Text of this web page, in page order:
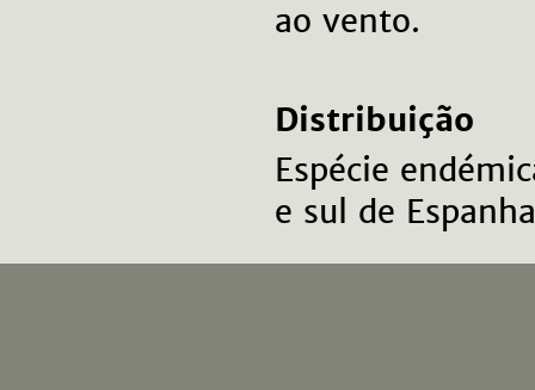
ao vento.
Distribuição
Espécie
e sul de